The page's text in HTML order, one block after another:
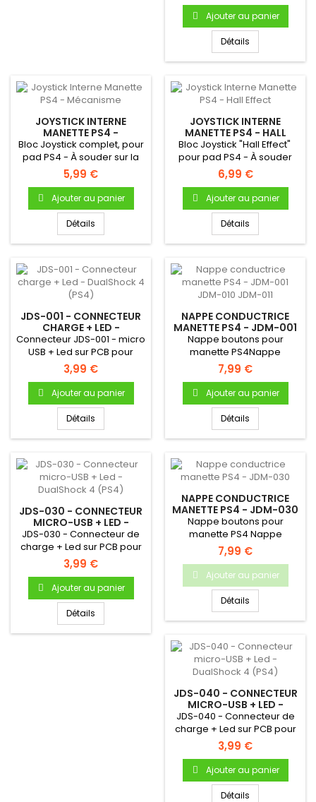
Ajouter au panier
Détails
JOYSTICK INTERNE
MANETTE PS4 -
MÉCANISME
Bloc Joystick complet, pour
pad PS4 - À souder sur la
carte mère de la manette
5,99 €
Ajouter au panier
Détails
JOYSTICK INTERNE
MANETTE PS4 - HALL
EFFECT
Bloc Joystick "Hall Effect"
pour pad PS4 - À souder
sur la carte mère de la...
6,99 €
Ajouter au panier
Détails
JDS-001 - CONNECTEUR
CHARGE + LED -
DUALSHOCK 4 (PS4)
Connecteur JDS-001 - micro
USB + Led sur PCB pour
manette PS4 Référence...
3,99 €
Ajouter au panier
Détails
NAPPE CONDUCTRICE
MANETTE PS4 - JDM-001
JDM-010 JDM-011
Nappe boutons pour
manette PS4Nappe
conductrice boutons
manette PS4 Pour...
7,99 €
Ajouter au panier
Détails
JDS-030 - CONNECTEUR
MICRO-USB + LED -
DUALSHOCK 4 (PS4)
JDS-030 - Connecteur de
charge + Led sur PCB pour
manette PS4Référence...
3,99 €
Ajouter au panier
Détails
NAPPE CONDUCTRICE
MANETTE PS4 - JDM-030
Nappe boutons pour
manette PS4 Nappe
conductrice boutons
manette PS4 Pour...
7,99 €
Ajouter au panier
Détails
JDS-040 - CONNECTEUR
MICRO-USB + LED -
DUALSHOCK 4 (PS4)
JDS-040 - Connecteur de
charge + Led sur PCB pour
manette PS4Référence...
3,99 €
Ajouter au panier
Détails